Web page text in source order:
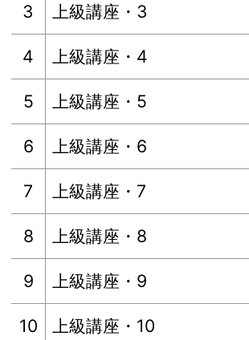
3 上級講座・3
4 上級講座・4
5 上級講座・5
6 上級講座・6
7 上級講座・7
8 上級講座・8
9 上級講座・9
10 上級講座・10